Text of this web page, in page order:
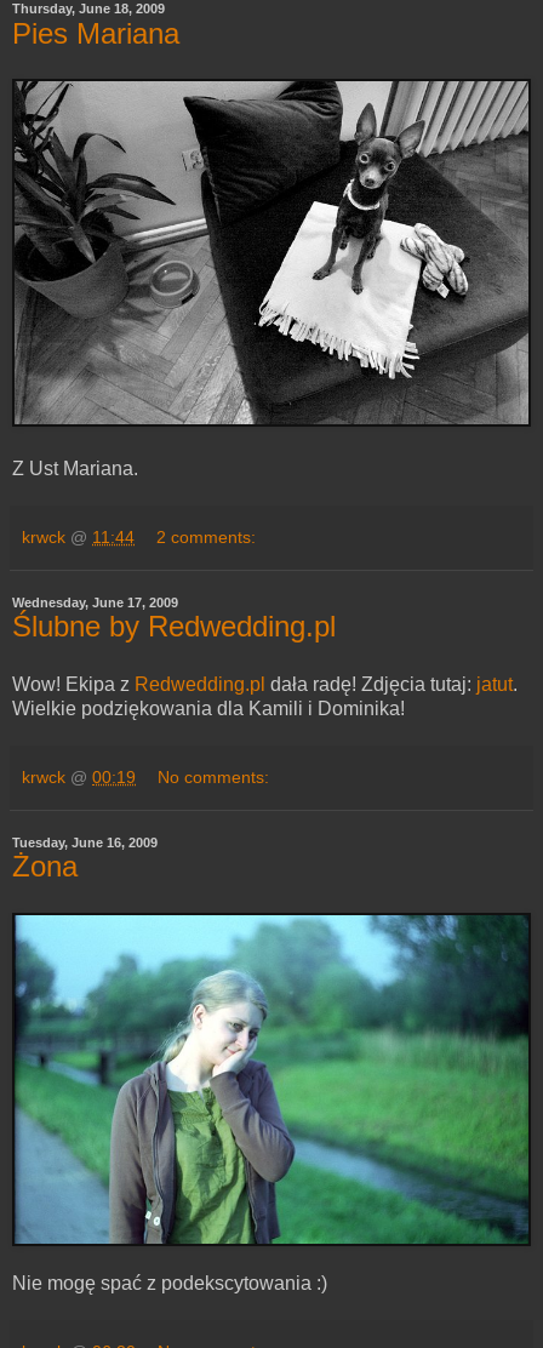
Thursday, June 18, 2009
Pies Mariana
Z Ust Mariana.
krwck @ 11:44 2 comments:
Wednesday, June 17, 2009
Ślubne by Redwedding.pl
Wow! Ekipa z Redwedding.pl dała radę! Zdjęcia tutaj: jatut.
Wielkie podziękowania dla Kamili i Dominika!
krwck @ 00:19 No comments:
Tuesday, June 16, 2009
Żona
Nie mogę spać z podekscytowania :)